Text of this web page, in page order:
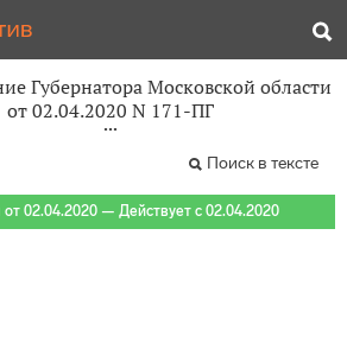
Губернатора Московской области
от 02.04.2020 N 171-ПГ
Поиск в тексте
от 02.04.2020 — Действует с 02.04.2020